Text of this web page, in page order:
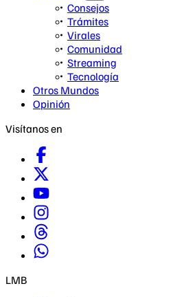
Consejos
Trámites
Virales
Comunidad
Streaming
Tecnología
Otros Mundos
Opinión
Visítanos en
LMB